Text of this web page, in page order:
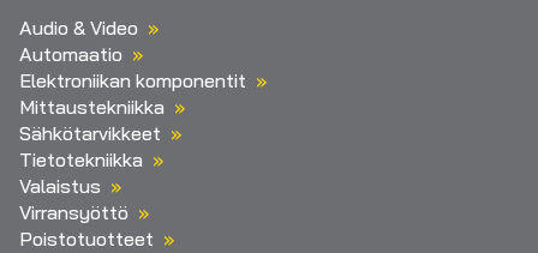
Audio & Video
Automaatio
Elektroniikan komponentit
Mittaustekniikka
Sähkötarvikkeet
Tietotekniikka
Valaistus
Virransyöttö
Poistotuotteet